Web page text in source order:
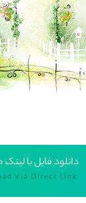
دانلود فایل با
Via Direct Link